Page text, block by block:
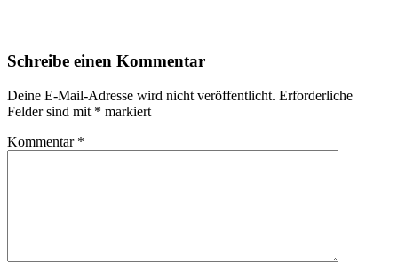
Schreibe einen Kommentar
Deine E-Mail-Adresse wird nicht veröffentlicht. Erforderliche
Felder sind mit * markiert
Kommentar *